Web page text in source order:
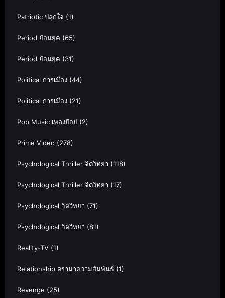
Patriotic ปลุกใจ (1)
Period ย้อนยุค (65)
Period ย้อนยุค (31)
Political การเมือง (44)
Political การเมือง (21)
Pop Music เพลงป๊อป (2)
Prime Video (278)
Psychological Thriller จิตวิทยา (118)
Psychological Thriller จิตวิทยา (17)
Psychological จิตวิทยา (71)
Psychological จิตวิทยา (81)
Reality-TV (1)
Relationship ดราม่าความสัมพันธ์ (1)
Revenge (25)